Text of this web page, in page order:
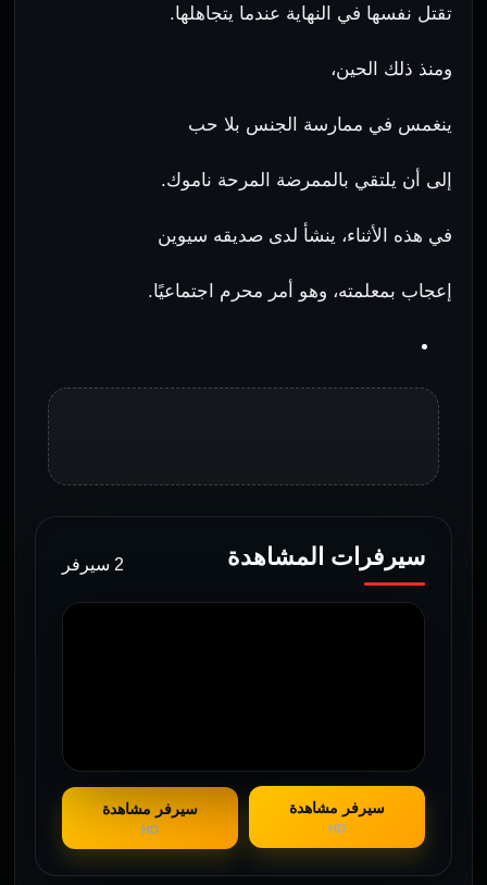
تقتل نفسها في النهاية عندما يتجاهلها.
ومنذ ذلك الحين،
ينغمس في ممارسة الجنس بلا حب
إلى أن يلتقي بالممرضة المرحة ناموك.
في هذه الأثناء، ينشأ لدى صديقه سيوين
إعجاب بمعلمته، وهو أمر محرم اجتماعيًا.
سيرفرات المشاهدة 2 سيرفر
سيرفر مشاهدة
HD
سيرفر مشاهدة
HD